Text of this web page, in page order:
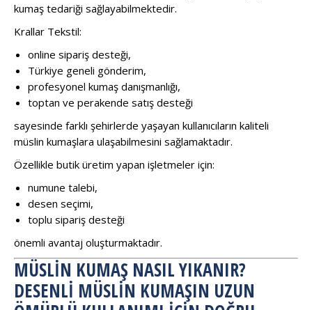
kumaş tedariği sağlayabilmektedir.
Krallar Tekstil:
online sipariş desteği,
Türkiye geneli gönderim,
profesyonel kumaş danışmanlığı,
toptan ve perakende satış desteği
sayesinde farklı şehirlerde yaşayan kullanıcıların kaliteli
müslin kumaşlara ulaşabilmesini sağlamaktadır.
Özellikle butik üretim yapan işletmeler için:
numune talebi,
desen seçimi,
toplu sipariş desteği
önemli avantaj oluşturmaktadır.
MÜSLIN KUMAŞ NASIL YIKANIR?
DESENLI MÜSLIN KUMAŞIN UZUN